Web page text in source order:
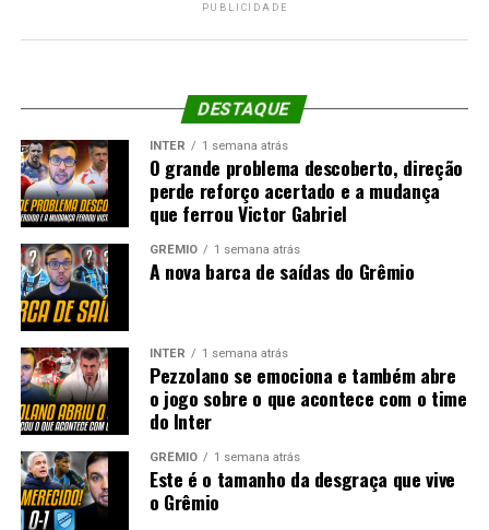
PUBLICIDADE
DESTAQUE
INTER 1 semana atrás
O grande problema descoberto, direção
perde reforço acertado e a mudança
que ferrou Victor Gabriel
GRÊMIO 1 semana atrás
A nova barca de saídas do Grêmio
INTER 1 semana atrás
Pezzolano se emociona e também abre
o jogo sobre o que acontece com o time
do Inter
GRÊMIO 1 semana atrás
Este é o tamanho da desgraça que vive
o Grêmio